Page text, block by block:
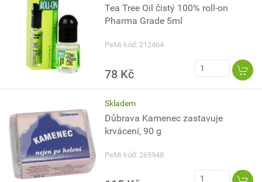
Tea Tree Oil čistý 100% roll-on
Pharma Grade 5ml
PeMi kód: 212464
78 Kč
Skladem
Důbrava Kamenec zastavuje
krvácení, 90 g
PeMi kód: 265948